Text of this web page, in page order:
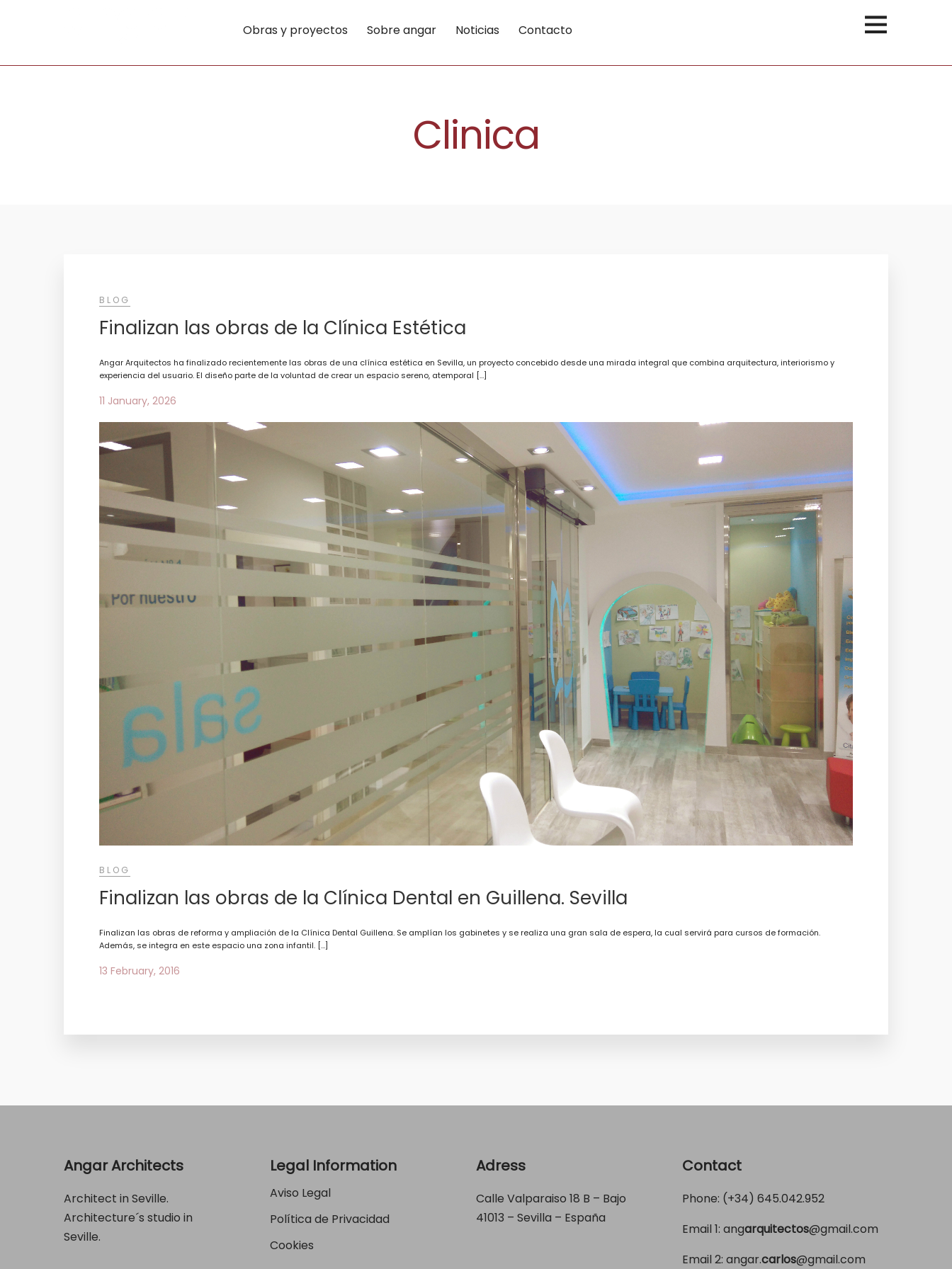
Obras y proyectos Sobre angar Noticias Contacto
Clinica
BLOG
Finalizan las obras de la Clínica Estética
Angar Arquitectos ha finalizado recientemente las obras de una clínica estética en Sevilla, un proyecto concebido desde una mirada integral que combina arquitectura, interiorismo y
experiencia del usuario. El diseño parte de la voluntad de crear un espacio sereno, atemporal […]
11 January, 2026
BLOG
Finalizan las obras de la Clínica Dental en Guillena. Sevilla
Finalizan las obras de reforma y ampliación de la Clínica Dental Guillena. Se amplían los gabinetes y se realiza una gran sala de espera, la cual servirá para cursos de formación.
Además, se integra en este espacio una zona infantil. […]
13 February, 2016
Angar Architects
Architect in Seville.
Architecture´s studio in
Seville.
Legal Information
Aviso Legal
Política de Privacidad
Cookies
Adress
Calle Valparaiso 18 B – Bajo
41013 – Sevilla – España
Contact
Phone: (+34) 645.042.952
Email 1: angarquitectos@gmail.com
Email 2: angar.carlos@gmail.com